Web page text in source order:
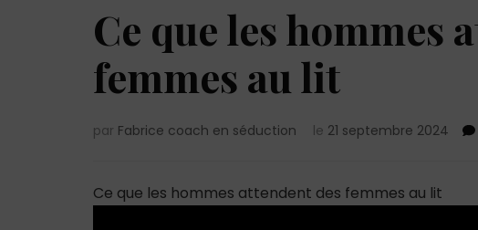
Ce que les hommes
femmes au lit
par Fabrice coach en séduction le 21 septembre 2024
Ce que les hommes attendent des femmes au lit